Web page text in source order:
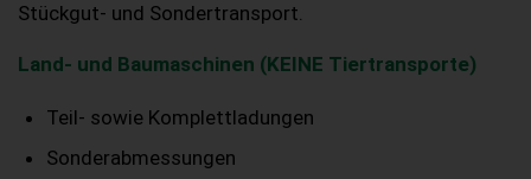
Stückgut- und Sondertransport.
Land- und Baumaschinen (KEINE Tiertransporte)
Teil- sowie Komplettladungen
Sonderabmessungen